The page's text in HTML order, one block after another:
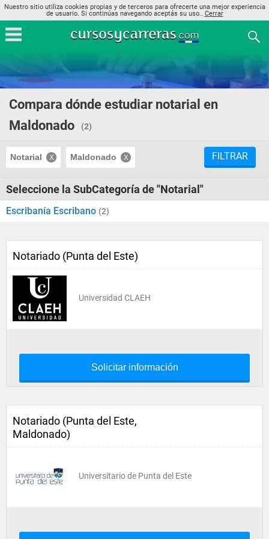
Nuestro sitio utiliza cookies propias y de terceros para ofrecerte una mejor experiencia
de usuario. Si continúas navegando aceptás su uso.. Cerrar
Compara dónde estudiar notarial en
Maldonado
(2)
Notarial Maldonado FILTRAR
Seleccione la SubCategoría de "Notarial"
Escribanía Escribano (2)
Notariado (Punta del Este)
Universidad CLAEH
Solicitar información
Notariado (Punta del Este,
Maldonado)
Universitario de Punta del Este